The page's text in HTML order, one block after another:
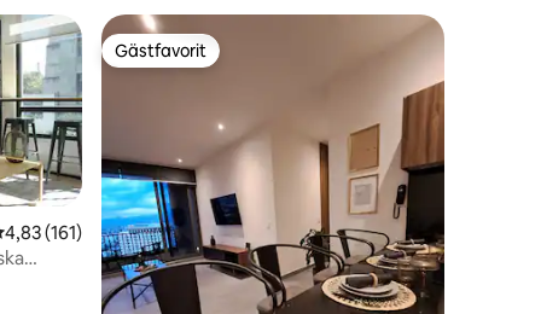
av 5 i genomsnittligt betyg, 161 omdömen
4,83 (161)
Gästfavorit
Gästfavorit